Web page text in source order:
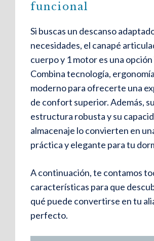
funcional
Si buscas un descanso
necesidades, el canapé
cuerpo y 1 motor es una opción
Combina tecnología,
moderno para ofrecerte una
de confort superior. Además, su
estructura robusta y su
almacenaje lo convierten en
práctica y elegante para tu
A continuación, te contamos
características para que
qué puede convertirse en tu
perfecto.